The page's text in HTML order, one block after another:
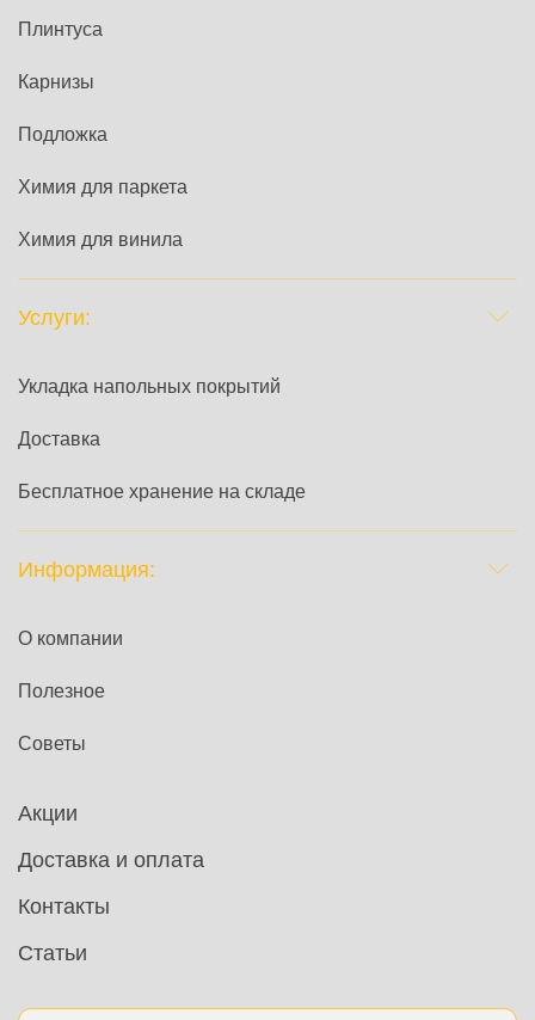
Плинтуса
Карнизы
Подложка
Химия для паркета
Химия для винила
Услуги:
Укладка напольных покрытий
Доставка
Бесплатное хранение на складе
Информация:
О компании
Полезное
Советы
Акции
Доставка и оплата
Контакты
Статьи